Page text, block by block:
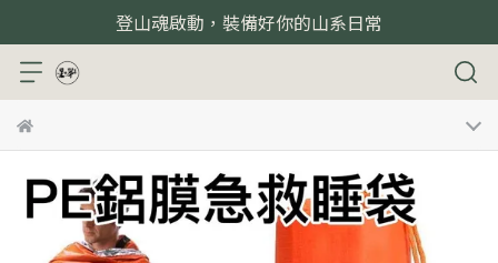
登山魂啟動，裝備好你的山系日常